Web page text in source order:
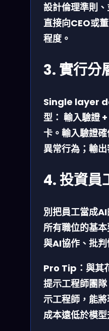
設計倫理準則
直接向CEO或
程度。
3. 實行分
Single layer
型： 輸入驗證
卡。輸入驗證
異常行為；輸
4. 投資員
別把員工當成AI
所有職位的基
與AI協作、批
Pro Tip： 與其
提示工程師團隊
示工程師，能
成本遠低於模型